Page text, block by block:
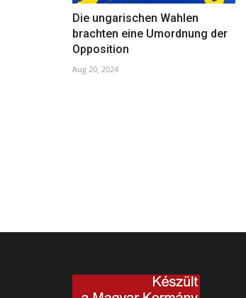
Die ungarischen Wahlen
brachten eine Umordnung der
Opposition
Aug 20, 2024